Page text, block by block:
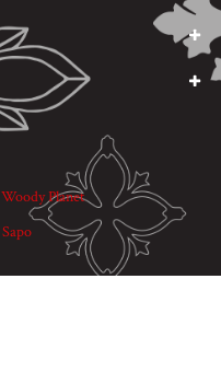
Woody Planet
Sapo